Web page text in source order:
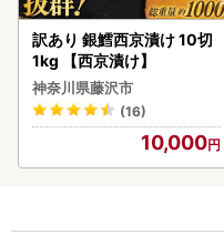
訳あり 銀鱈西京漬け 10切
1kg 【西京漬け】
神奈川県藤沢市
(16)
10,000